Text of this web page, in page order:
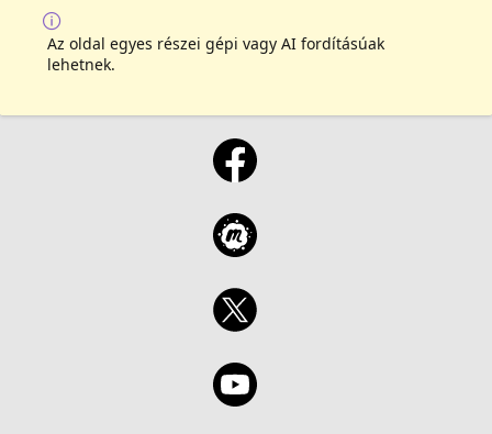
Az oldal egyes részei gépi vagy AI fordításúak
lehetnek.